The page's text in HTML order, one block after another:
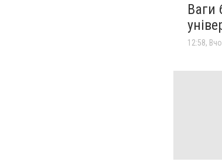
Ваги
12:58,